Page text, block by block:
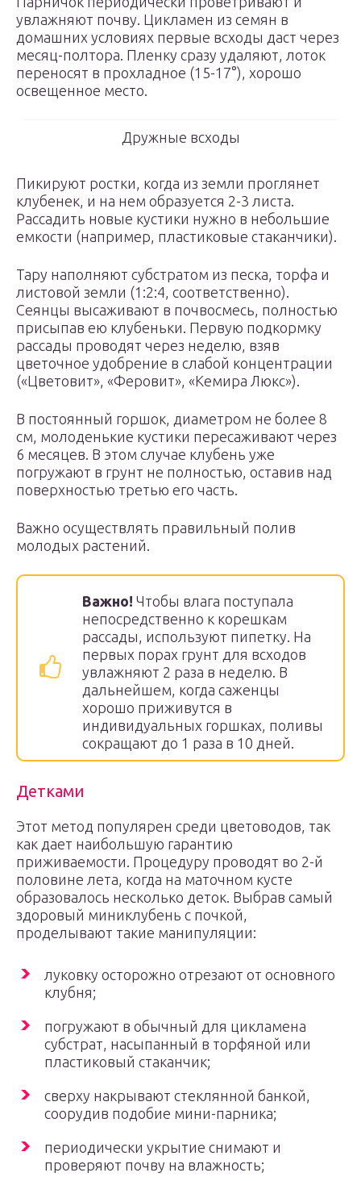
увлажняют почву. Цикламен из семян в
домашних условиях первые всходы даст через
месяц-полтора. Пленку сразу удаляют, лоток
переносят в прохладное (15-17°), хорошо
освещенное место.
Дружные всходы
Пикируют ростки, когда из земли проглянет
клубенек, и на нем образуется 2-3 листа.
Рассадить новые кустики нужно в небольшие
емкости (например, пластиковые стаканчики).
Тару наполняют субстратом из песка, торфа и
листовой земли (1:2:4, соответственно).
Сеянцы высаживают в почвосмесь, полностью
присыпав ею клубеньки. Первую подкормку
рассады проводят через неделю, взяв
цветочное удобрение в слабой концентрации
(«Цветовит», «Феровит», «Кемира Люкс»).
В постоянный горшок, диаметром не более 8
см, молоденькие кустики пересаживают через
6 месяцев. В этом случае клубень уже
погружают в грунт не полностью, оставив над
поверхностью третью его часть.
Важно осуществлять правильный полив
молодых растений.
Важно! Чтобы влага поступала
непосредственно к корешкам
рассады, используют пипетку. На
первых порах грунт для всходов
увлажняют 2 раза в неделю. В
дальнейшем, когда саженцы
хорошо приживутся в
индивидуальных горшках, поливы
сокращают до 1 раза в 10 дней.
Детками
Этот метод популярен среди цветоводов, так
как дает наибольшую гарантию
приживаемости. Процедуру проводят во 2-й
половине лета, когда на маточном кусте
образовалось несколько деток. Выбрав самый
здоровый миниклубень с почкой,
проделывают такие манипуляции:
луковку осторожно отрезают от основного
клубня;
погружают в обычный для цикламена
субстрат, насыпанный в торфяной или
пластиковый стаканчик;
сверху накрывают стеклянной банкой,
соорудив подобие мини-парника;
периодически укрытие снимают и
проверяют почву на влажность;